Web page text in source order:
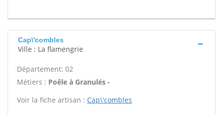
Cap\'combles
Ville : La flamengrie
Département: 02
Métiers : Poêle à Granulés -
Voir la fiche artisan : Cap\'combles